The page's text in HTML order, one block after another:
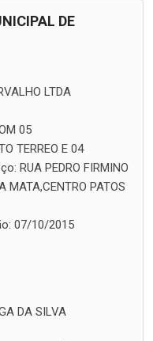
DE
LTDA
05
TERREO E 04
RUA PEDRO FIRMINO
MATA,CENTRO PATOS
07/10/2015
DA SILVA